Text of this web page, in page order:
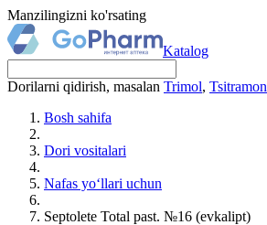
Manzilingizni ko'rsating
Katalog
Dorilarni qidirish, masalan Trimol, Tsitramon
Bosh sahifa
Dori vositalari
Nafas yo‘llari uchun
Septolete Total past. №16 (evkalipt)